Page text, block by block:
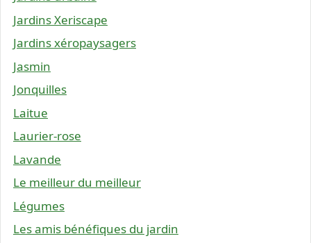
Jardins Xeriscape
Jardins xéropaysagers
Jasmin
Jonquilles
Laitue
Laurier-rose
Lavande
Le meilleur du meilleur
Légumes
Les amis bénéfiques du jardin